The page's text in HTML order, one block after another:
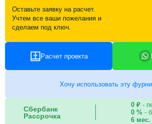
Оставьте заявку на расчет.
Учтем все ваши пожелания и
сделаем под ключ.
Расчет проекта
Хочу использовать эту
Сбербанк
Рассрочка
0 ₽-
0 %-
6 мес.